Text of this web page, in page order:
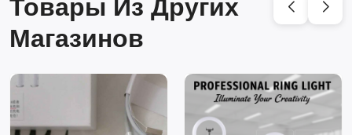
Товары Из Других
Магазинов